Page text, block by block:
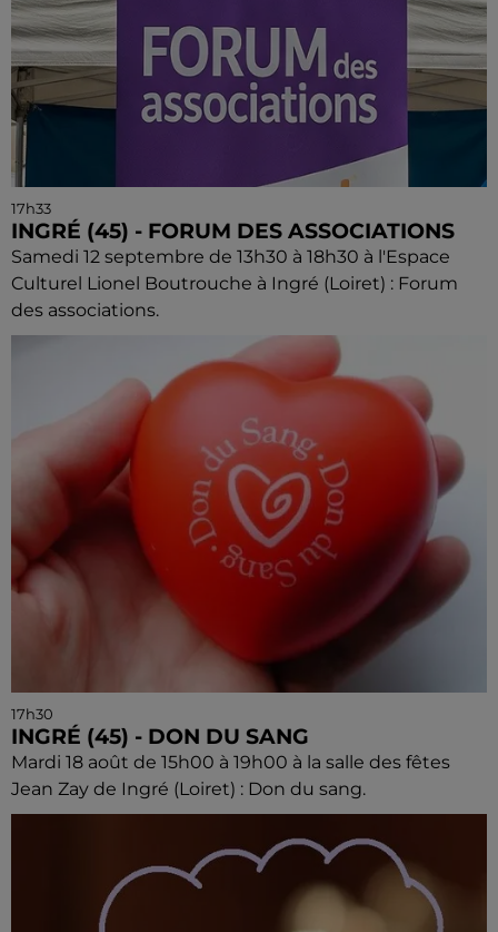
17h33
INGRÉ (45) - FORUM DES ASSOCIATIONS
Samedi 12 septembre de 13h30 à 18h30 à l'Espace
Culturel Lionel Boutrouche à Ingré (Loiret) : Forum
des associations.
17h30
INGRÉ (45) - DON DU SANG
Mardi 18 août de 15h00 à 19h00 à la salle des fêtes
Jean Zay de Ingré (Loiret) : Don du sang.